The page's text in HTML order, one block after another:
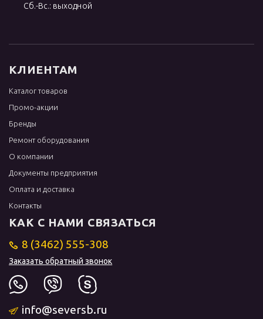
Сб.-Вс.: выходной
КЛИЕНТАМ
Каталог товаров
Промо-акции
Бренды
Ремонт оборудования
О компании
Документы предприятия
Оплата и доставка
Контакты
КАК С НАМИ СВЯЗАТЬСЯ
8 (3462) 555-308
Заказать обратный звонок
info@seversb.ru